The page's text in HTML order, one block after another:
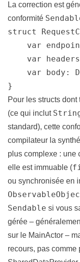
La correction est
conformité
struct
var
var
var body:
}
Pour les structs
(ce qui inclut
standard), cette
compilateur la
plus complexe : une
elle est immuable (
ou synchronisée en
Sendable si vous
gérée –
sur le MainActor –
recours, pas comme